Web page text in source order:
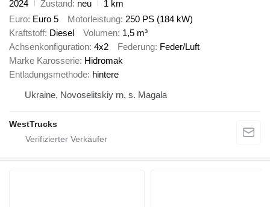
2024
Zustand neu
1 km
Euro Euro 5 Motorleistung 250 PS (184 kW)
Kraftstoff Diesel Volumen 1,5 m³
Achsenkonfiguration 4x2 Federung Feder/Luft
Marke Karosserie Hidromak
Entladungsmethode hintere
Ukraine, Novoselitskiy rn, s. Magala
WestTrucks